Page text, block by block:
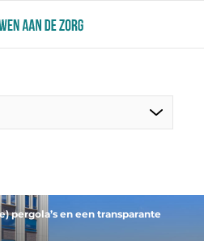
| Vakblad over bouw en
pergola’s en een transparante